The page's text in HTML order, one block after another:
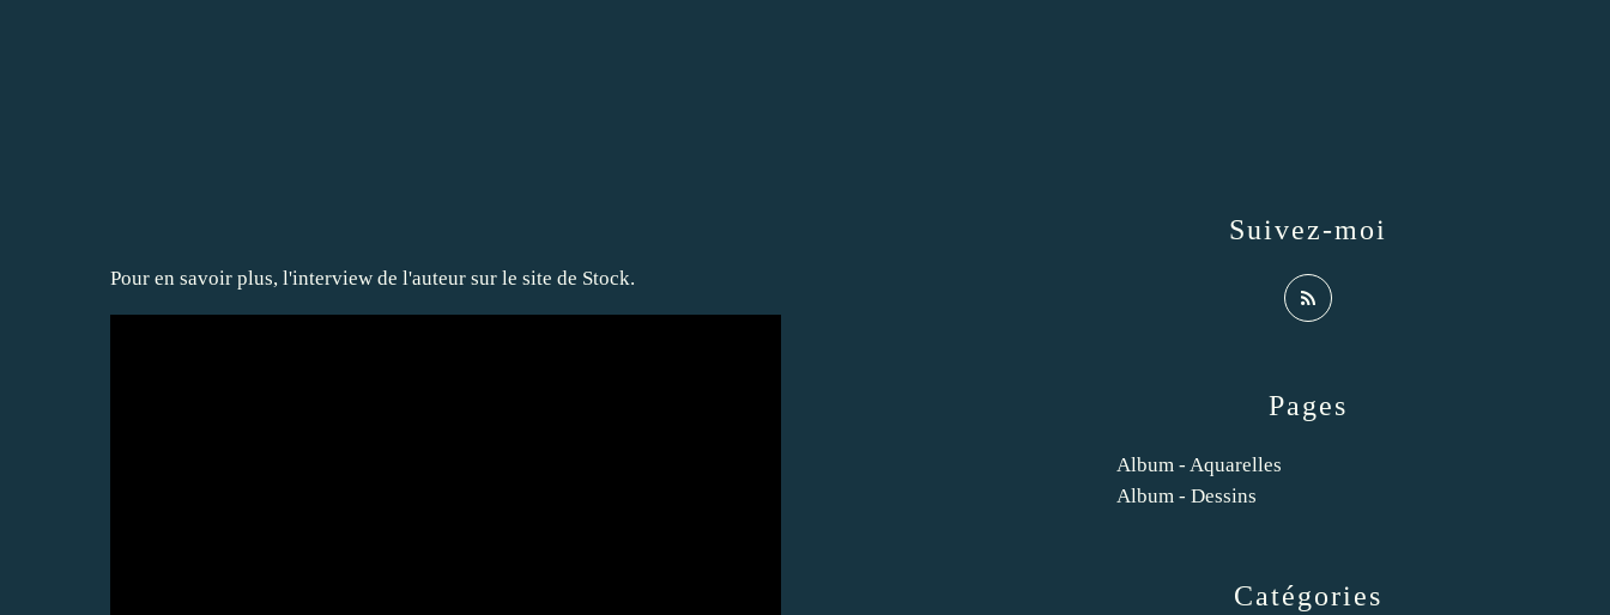
Pour en savoir plus, l'interview de l'auteur sur le site de Stock.
Catégories
Pages
Album - Aquarelles
Album - Dessins
Suivez-moi